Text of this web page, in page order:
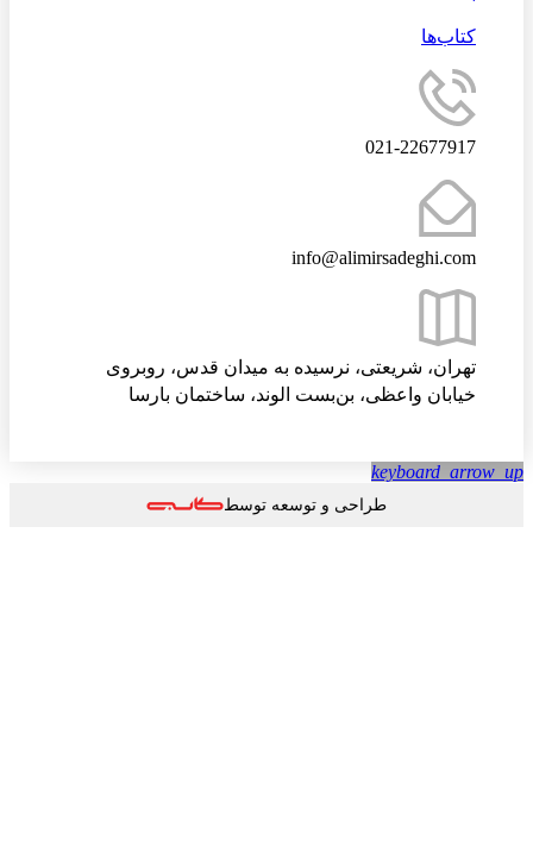
کتاب‌ها
021-22677917
info@alimirsadeghi.com
تهران، شریعتی، نرسیده به میدان قدس، روبروی
خیابان واعظی، بن‌بست الوند، ساختمان بارسا
طراحی و توسعه توسط